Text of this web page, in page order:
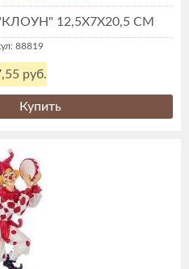
12,5Х7Х20,5 СМ
88819
руб.
Купить